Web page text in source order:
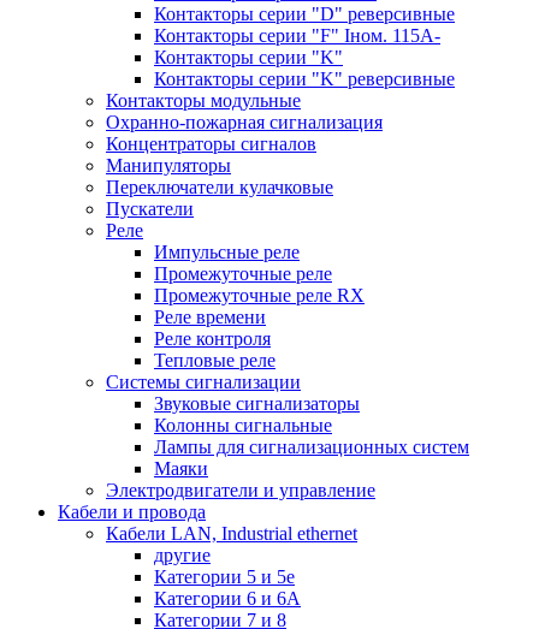
Контакторы серии "D" реверсивные
Контакторы серии "F" Iном. 115А-
Контакторы серии "K"
Контакторы серии "K" реверсивные
Контакторы модульные
Охранно-пожарная сигнализация
Концентраторы сигналов
Манипуляторы
Переключатели кулачковые
Пускатели
Реле
Импульсные реле
Промежуточные реле
Промежуточные реле RX
Реле времени
Реле контроля
Тепловые реле
Системы сигнализации
Звуковые сигнализаторы
Колонны сигнальные
Лампы для сигнализационных систем
Маяки
Электродвигатели и управление
Кабели и провода
Кабели LAN, Industrial ethernet
другие
Категории 5 и 5е
Категории 6 и 6A
Категории 7 и 8